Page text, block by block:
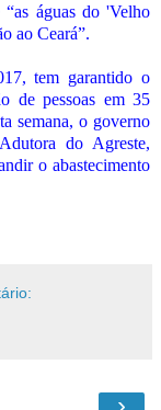
águas do 'Velho
ao Ceará”.
tem garantido o
de pessoas em 35
semana, o governo
do Agreste,
o abastecimento